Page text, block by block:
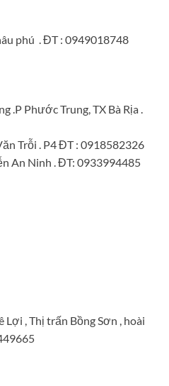
phú . ĐT : 0949018748
.P Phước Trung, TX Bà Rịa .
Trỗi . P4 ĐT : 0918582326
An Ninh . ĐT: 0933994485
Lợi , Thị trấn Bồng Sơn , hoài